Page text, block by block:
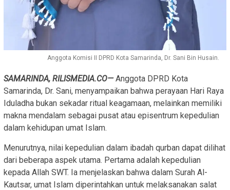
Anggota Komisi II DPRD Kota Samarinda, Dr. Sani Bin Husain.
SAMARINDA, RILISMEDIA.CO—Anggota DPRD Kota
Samarinda, Dr. Sani, menyampaikan bahwa perayaan Hari Raya
Iduladha bukan sekadar ritual keagamaan, melainkan memiliki
makna mendalam sebagai pusat atau episentrum kepedulian
dalam kehidupan umat Islam.
Menurutnya, nilai kepedulian dalam ibadah qurban dapat dilihat
dari beberapa aspek utama. Pertama adalah kepedulian
kepada Allah SWT. Ia menjelaskan bahwa dalam Surah Al-
Kautsar, umat Islam diperintahkan untuk melaksanakan salat